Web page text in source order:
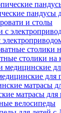
пандусы
и столы
столики на
матрасы для
велосипеды